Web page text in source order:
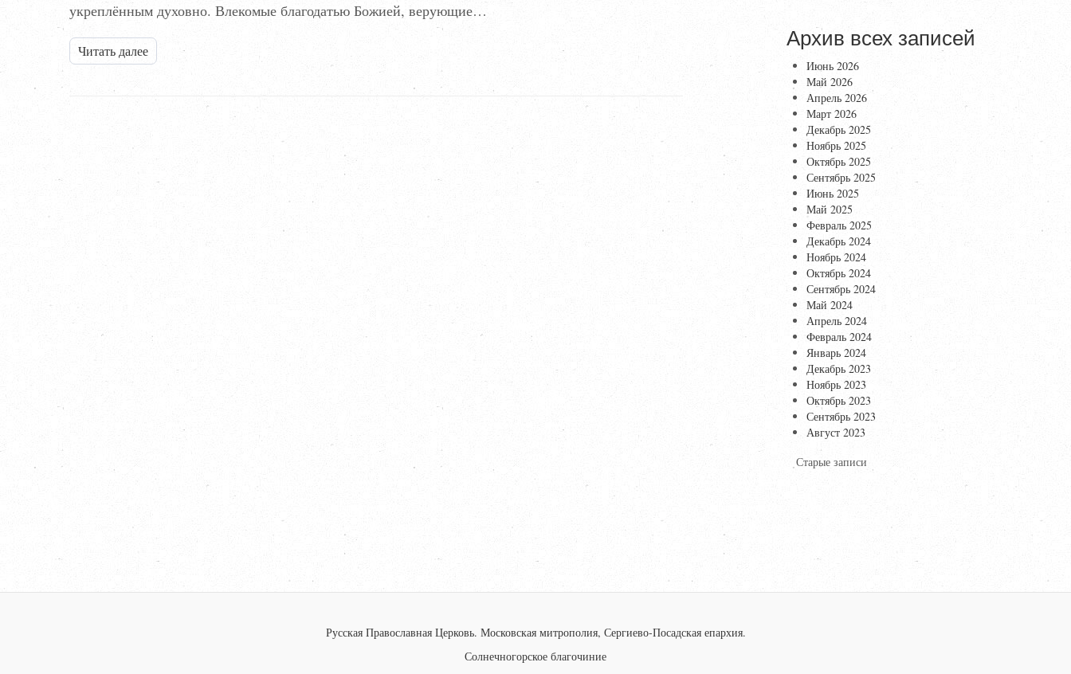
укреплённым духовно. Влекомые благодатью Божией, верующие…
Читать далее Архив всех записей
Июнь 2026
Май 2026
Апрель 2026
Март 2026
Декабрь 2025
Ноябрь 2025
Октябрь 2025
Сентябрь 2025
Июнь 2025
Май 2025
Февраль 2025
Декабрь 2024
Ноябрь 2024
Октябрь 2024
Сентябрь 2024
Май 2024
Апрель 2024
Февраль 2024
Январь 2024
Декабрь 2023
Ноябрь 2023
Октябрь 2023
Сентябрь 2023
Август 2023
Старые записи
Русская Православная Церковь. Московская митрополия, Сергиево-Посадская епархия.
Солнечногорское благочиние